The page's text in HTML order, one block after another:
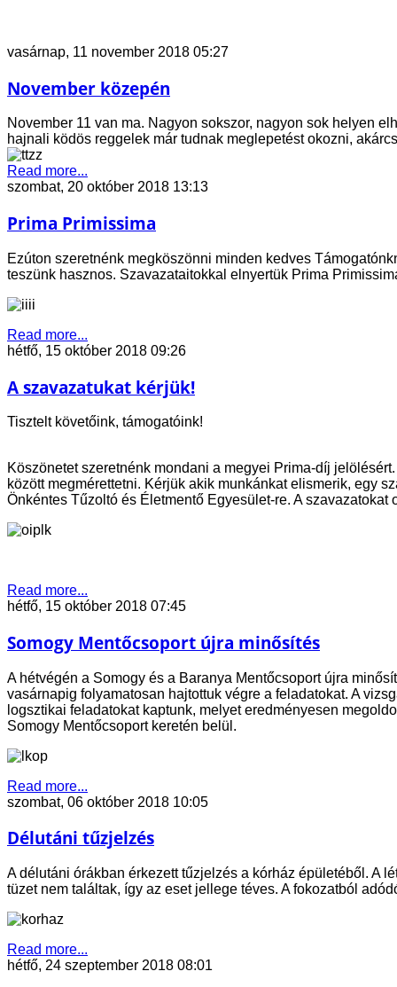
vasárnap, 11 november 2018 05:27
November közepén
November 11 van ma. Nagyon sokszor, nagyon sok helyen
hajnali ködös reggelek már tudnak meglepetést okozni,
Read more...
szombat, 20 október 2018 13:13
Prima Primissima
Ezúton szeretnénk megköszönni minden kedves
teszünk hasznos. Szavazataitokkal elnyertük Prima
Read more...
hétfő, 15 október 2018 09:26
A szavazatukat kérjük!
Tisztelt követőink, támogatóink!
Köszönetet szeretnénk mondani a megyei Prima-díj
között megmérettetni. Kérjük akik munkánkat elismerik, egy
Önkéntes Tűzoltó és Életmentő Egyesület-re. A
Read more...
hétfő, 15 október 2018 07:45
Somogy Mentőcsoport újra minősítés
A hétvégén a Somogy és a Baranya Mentőcsoport újra
vasárnapig folyamatosan hajtottuk végre a feladatokat. A
logsztikai feladatokat kaptunk, melyet eredményesen
Somogy Mentőcsoport keretén belül.
Read more...
szombat, 06 október 2018 10:05
Délutáni tűzjelzés
A délutáni órákban érkezett tűzjelzés a kórház épületéből. A
tüzet nem találtak, így az eset jellege téves. A fokozatból
Read more...
hétfő, 24 szeptember 2018 08:01